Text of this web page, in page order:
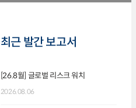
최근 발간 보고서
[26.8월] 글로벌 리스크 워치
2026.08.06